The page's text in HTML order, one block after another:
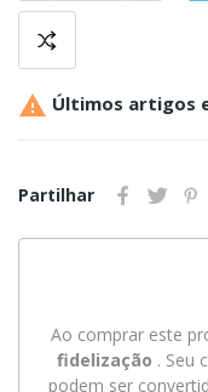
 Últimos artigos
Partilhar
Ao comprar este
fidelização . Seu
podem ser